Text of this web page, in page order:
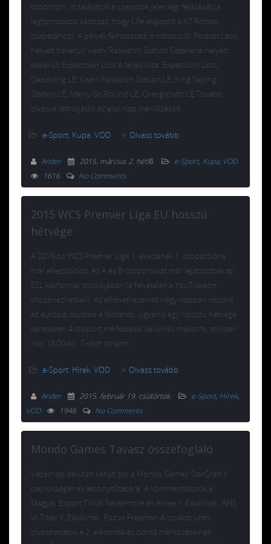
toborozni, itt találjátok a csapatok jelenlegi felállását (a
legfontosabb változás, hogy Life átigazolt a KT Rolster
csapatához). A pályák felhozatala is módosult: Foxtrot Labs
helyett bekerült Vaani Research Station Catallena helyett
bekerült Expedition Lost A teljes lista: Expedition Lost,
Deadwing LE, Vaani Research Station LE, King Sejong
Station LE, Merry Go Round LE, Overgrowth LE Tovább
olvasva láthatjátok az első nap mérkőzéseit.
e-Sport, Kupa, VOD Olvass tovább
Ander 2015. március 2. hétfő. e-Sport, Kupa, VOD
1616
No Comments
2015 WCS Premier Liga EU hosszú
hétvége
A 2015-ös WCS Premier Liga 1. évadának 1. csoportköre
már elkezdődött. Az A és B csoportokat már lejátszották az
ESL kaliforniai stúdiójában (a felvételek a YouTubeon
visszanézhetőek). Az elkövetkezendő négy napban viszont
az európai stúdióé a főszerep, ugyanis egy hosszú hétvége
keretében 4 csoport mérkőzései kerülnek műsorra, minden
nap 18:00-tól. Twitch stream
e-Sport, Hírek, VOD Olvass tovább
Ander 2015. február 19. csütörtök. e-Sport, Hírek,
VOD
1946 No Comments
Mondo Games Tavasz összefoglaló
Vasárnap délután került sor a Mondo Games StarCraft II
bajnokságának lebonyolítására. A kommentátorok a
Magyar Esport TV-től Nevermore és Anlea. I. Elődöntő: ANS
vs Tiber II. Elődöntő: Psz vs Freeman A tovább után
olvashatjátok a 2. elődöntő és döntő mérkőzéseinek